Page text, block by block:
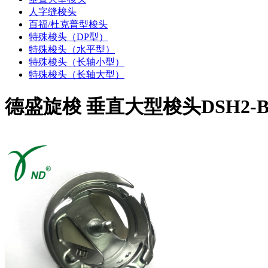
人字缝梭头
百福/杜克普型梭头
特殊梭头（DP型）
特殊梭头（水平型）
特殊梭头（长轴小型）
特殊梭头（长轴大型）
德盛旋梭 垂直大型梭头DSH2-